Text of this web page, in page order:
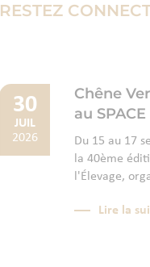
RESTEZ
30
JUIL
2026
Chêne
au
Du 15 au 17
la 40ème
l'Élevage,
Lire la